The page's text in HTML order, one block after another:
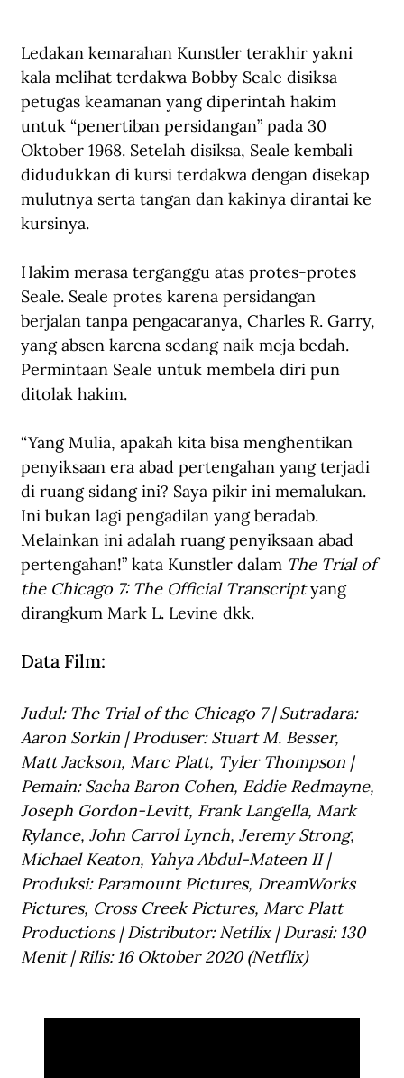
Ledakan kemarahan Kunstler terakhir yakni
kala melihat terdakwa Bobby Seale disiksa
petugas keamanan yang diperintah hakim
untuk “penertiban persidangan” pada 30
Oktober 1968. Setelah disiksa, Seale kembali
didudukkan di kursi terdakwa dengan disekap
mulutnya serta tangan dan kakinya dirantai ke
kursinya.
Hakim merasa terganggu atas protes-protes
Seale. Seale protes karena persidangan
berjalan tanpa pengacaranya, Charles R. Garry,
yang absen karena sedang naik meja bedah.
Permintaan Seale untuk membela diri pun
ditolak hakim.
“Yang Mulia, apakah kita bisa menghentikan
penyiksaan era abad pertengahan yang terjadi
di ruang sidang ini? Saya pikir ini memalukan.
Ini bukan lagi pengadilan yang beradab.
Melainkan ini adalah ruang penyiksaan abad
pertengahan!” kata Kunstler dalam The Trial of
the Chicago 7: The Official Transcript yang
dirangkum Mark L. Levine dkk.
Data Film:
Judul: The Trial of the Chicago 7 | Sutradara:
Aaron Sorkin | Produser: Stuart M. Besser,
Matt Jackson, Marc Platt, Tyler Thompson |
Pemain: Sacha Baron Cohen, Eddie Redmayne,
Joseph Gordon-Levitt, Frank Langella, Mark
Rylance, John Carrol Lynch, Jeremy Strong,
Michael Keaton, Yahya Abdul-Mateen II |
Produksi: Paramount Pictures, DreamWorks
Pictures, Cross Creek Pictures, Marc Platt
Productions | Distributor: Netflix | Durasi: 130
Menit | Rilis: 16 Oktober 2020 (Netflix)